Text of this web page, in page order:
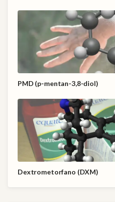
PMD (p-mentan-3,8-diol)
Dextrometorfano (DXM)